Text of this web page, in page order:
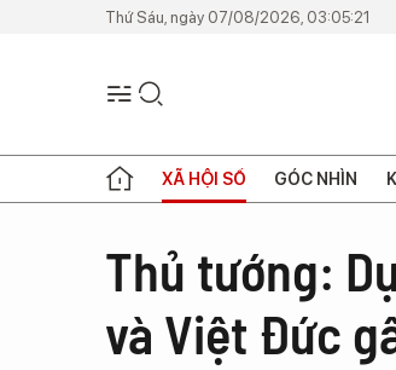
Thứ Sáu, ngày 07/08/2026, 03:05:21
XÃ HỘI SỐ GÓC NHÌN
Thủ tướng:
và Việt Đức